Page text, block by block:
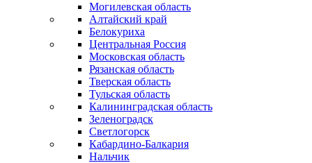
Могилевская область
Алтайский край
Белокуриха
Центральная Россия
Московская область
Рязанская область
Тверская область
Тульская область
Калининградская область
Зеленоградск
Светлогорск
Кабардино-Балкария
Нальчик